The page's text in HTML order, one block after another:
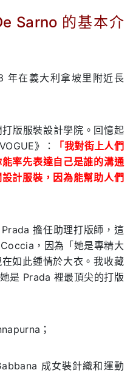
Sarno 的基本介
年在義大利拿坡里附近長
版服裝設計學院。回憶起
》：
「我對街上人們
率先表達自己是誰的溝通
計服裝，因為能幫助人們
擔任助理打版師，這
，因為「她是專精大
如此鍾情於大衣。我收藏
是 Prada 裡最頂尖的打版
；
成女裝針織和運動